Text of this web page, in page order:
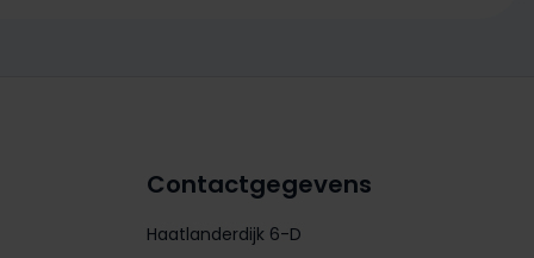
Contactgegevens
Haatlanderdijk 6-D